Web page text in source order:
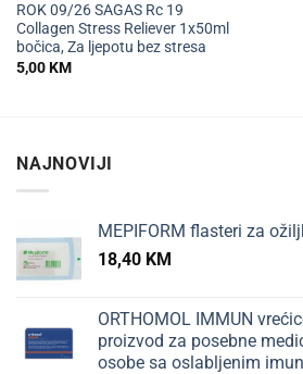
ROK 09/26 SAGAS Rc 19
Collagen Stress Reliever 1x50ml
bočica, Za ljepotu bez stresa
5,00KM
NAJNOVIJI
MEPIFORM flasteri za
18,40 KM
ORTHOMOL IMMUN
proizvod za posebne
osobe sa oslabljenim